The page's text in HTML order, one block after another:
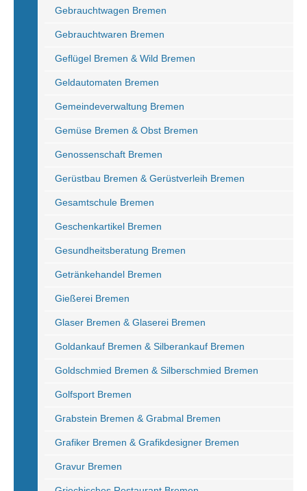
Gebrauchtwagen Bremen
Gebrauchtwaren Bremen
Geflügel Bremen & Wild Bremen
Geldautomaten Bremen
Gemeindeverwaltung Bremen
Gemüse Bremen & Obst Bremen
Genossenschaft Bremen
Gerüstbau Bremen & Gerüstverleih Bremen
Gesamtschule Bremen
Geschenkartikel Bremen
Gesundheitsberatung Bremen
Getränkehandel Bremen
Gießerei Bremen
Glaser Bremen & Glaserei Bremen
Goldankauf Bremen & Silberankauf Bremen
Goldschmied Bremen & Silberschmied Bremen
Golfsport Bremen
Grabstein Bremen & Grabmal Bremen
Grafiker Bremen & Grafikdesigner Bremen
Gravur Bremen